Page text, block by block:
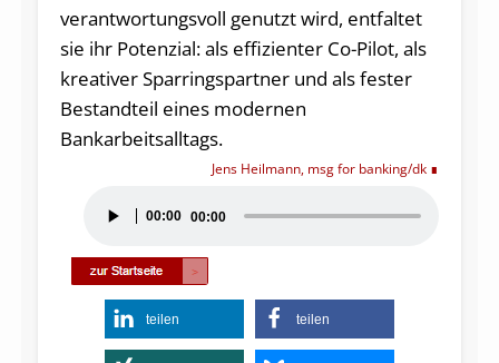
verantwortungsvoll genutzt wird, entfaltet
sie ihr Potenzial: als effizienter Co-Pilot, als
kreativer Sparringspartner und als fester
Bestandteil eines modernen
Bankarbeitsalltags.
Jens Heilmann, msg for banking/dk
Player
00:00 00:00
teilen teilen